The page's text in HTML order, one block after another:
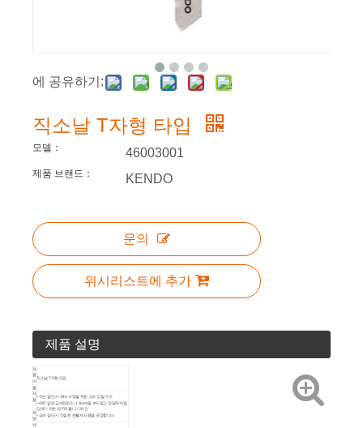
에 공유하기:
직소날 T자형 타입
모델： 46003001
제품 브랜드： KENDO
문의
위시리스트에 추가
제품 설명
제
품
이
름
직소날 T자형 타입
제
품
설
명
• 직선 절단 시 최대 수명을 위한 고속 강철 구조
• 매우 얇은 금속판(0.5 - 1.5mm)을 부드럽고 정밀하게 절
단하기 위한 32 TPI 톱니 디자인
• 금속 절단 시 적절한 윤활제 사용을 권장합니다.
제